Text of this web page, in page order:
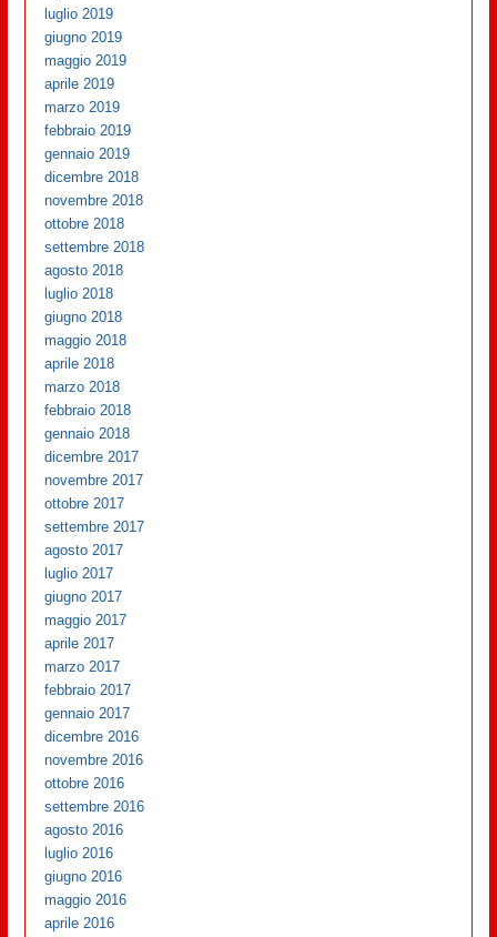
luglio 2019
giugno 2019
maggio 2019
aprile 2019
marzo 2019
febbraio 2019
gennaio 2019
dicembre 2018
novembre 2018
ottobre 2018
settembre 2018
agosto 2018
luglio 2018
giugno 2018
maggio 2018
aprile 2018
marzo 2018
febbraio 2018
gennaio 2018
dicembre 2017
novembre 2017
ottobre 2017
settembre 2017
agosto 2017
luglio 2017
giugno 2017
maggio 2017
aprile 2017
marzo 2017
febbraio 2017
gennaio 2017
dicembre 2016
novembre 2016
ottobre 2016
settembre 2016
agosto 2016
luglio 2016
giugno 2016
maggio 2016
aprile 2016